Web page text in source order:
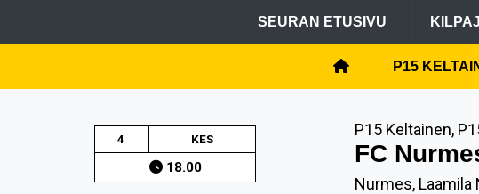
SEURAN ETUSIVU
P15
4 KES
18.00
P15 Keltainen,
FC
Nurmes, Laamila